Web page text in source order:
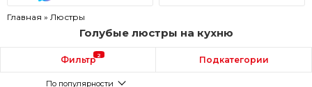
Главная » Люстры
Голубые люстры на кухню
Фильтр 2 Подкатегории
По популярности